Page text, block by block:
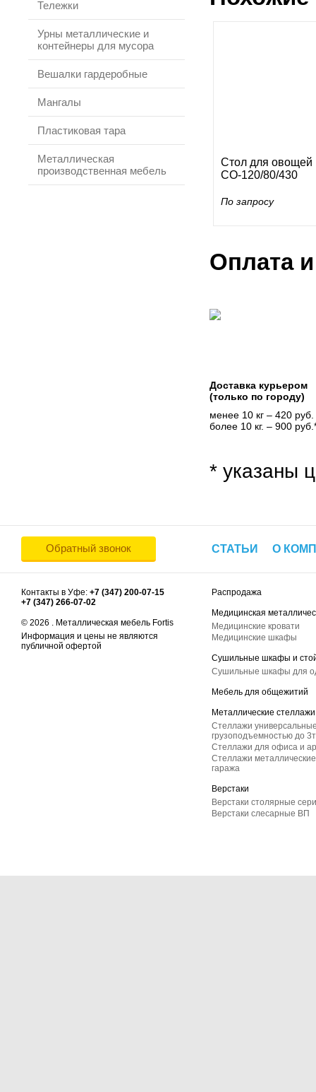
Тележки
Урны металлические и
контейнеры для мусора
Вешалки гардеробные
Мангалы
Пластиковая тара
Металлическая
производственная мебель
Стол для овощей
СО-120/80/430
По запросу
Оплата
Доставка курьером
(только по городу)
менее 10 кг – 420 руб.
более 10 кг. – 900
* указаны
Обратный звонок СТАТЬИ О
Контакты в Уфе: +7 (347) 200-07-15
+7 (347) 266-07-02
© 2026 . Металлическая мебель Fortis
Информация и цены не являются
публичной офертой
Распродажа
Медицинская
Медицинские кровати
Медицинские шкафы
Сушильные шкафы и
Сушильные шкафы для
Мебель для общежитий
Металлические стеллажи
Стеллажи
грузоподъемностью до
Стеллажи для офиса и
Стеллажи
гаража
Верстаки
Верстаки столярные
Верстаки слесарные ВП